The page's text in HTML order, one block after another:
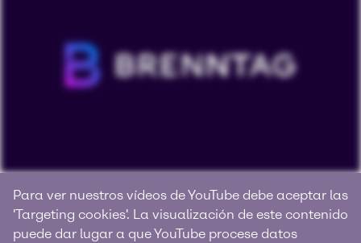
Para ver nuestros vídeos de YouTube debe aceptar las
'Targeting cookies'. La visualización de este contenido
puede dar lugar a que YouTube procese datos
Conocer Brenntag
Specialties